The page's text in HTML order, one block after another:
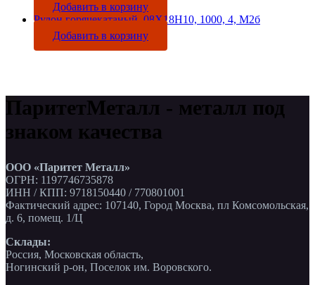
Добавить в корзину
Рулон горячекатаный, 08Х18Н10, 1000, 4, М2б
Добавить в корзину
ПаритетМеталл - металл под
знаком качества
ООО «Паритет Металл»
ОГРН: 1197746735878
ИНН / КПП: 9718150440 / 770801001
Фактический адрес: 107140, Город Москва, пл Комсомольская,
д. 6, помещ. 1/Ц
Склады:
Россия, Московская область,
Ногинский р-он, Поселок им. Воровского.